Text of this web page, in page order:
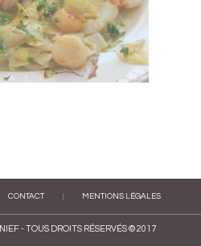
CONTACT MENTIONS LÉGALES
- TOUS DROITS RÉSERVÉS © 2017